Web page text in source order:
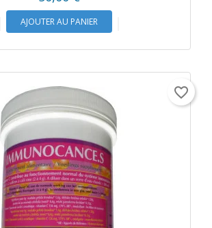
AJOUTER AU PANIER
favorite_border